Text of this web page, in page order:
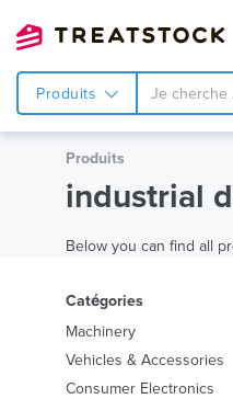
Produits
Produits
industrial
Below you can find all
Catégories
Machinery
Vehicles & Accessories
Consumer Electronics